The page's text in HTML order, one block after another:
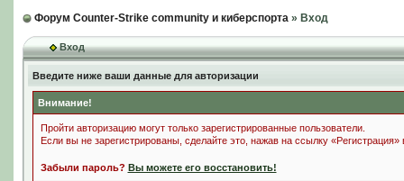
Форум Counter-Strike community и киберспорта» Вход
Вход
Введите ниже ваши данные для авторизации
Внимание!
Пройти авторизацию могут только зарегистрированные пользователи.
Если вы не зарегистрированы, сделайте это, нажав на ссылку
Забыли пароль? Вы можете его восстановить!